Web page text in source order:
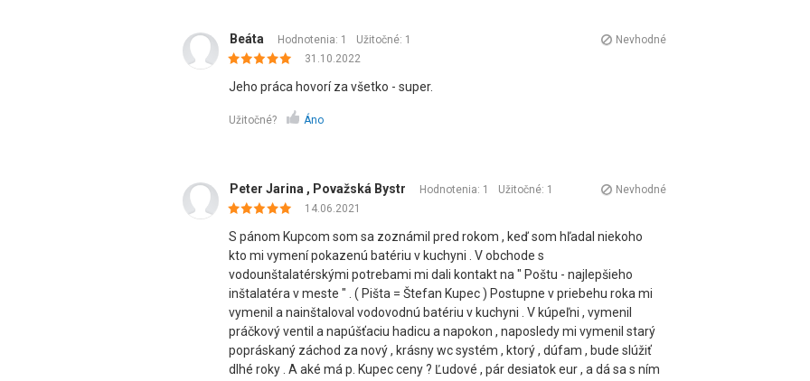
Beáta Hodnotenia: 1 Užitočné: 1
Nevhodné
31.10.2022
Jeho práca hovorí za všetko - super.
Užitočné? Áno
Peter Jarina , Považská Bystr Hodnotenia: 1 Užitočné: 1
Nevhodné
14.06.2021
S pánom Kupcom som sa zoznámil pred rokom , keď som hľadal niekoho
kto mi vymení pokazenú batériu v kuchyni . V obchode s
vodounštalatérskými potrebami mi dali kontakt na " Poštu - najlepšieho
inštalatéra v meste " . ( Pišta = Štefan Kupec ) Postupne v priebehu roka mi
vymenil a nainštaloval vodovodnú batériu v kuchyni . V kúpeľni , vymenil
práčkový ventil a napúšťaciu hadicu a napokon , naposledy mi vymenil starý
popráskaný záchod za nový , krásny wc systém , ktorý , dúfam , bude slúžiť
dlhé roky . A aké má p. Kupec ceny ? Ľudové , pár desiatok eur , a dá sa s ním